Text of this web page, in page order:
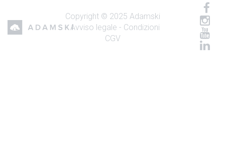
Copyright © 2025 Adamski
-Avviso legale - Condizioni
CGV